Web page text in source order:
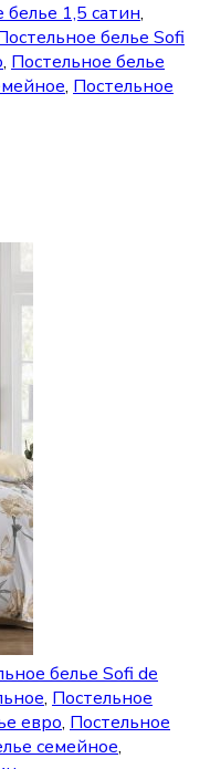
белье 1,5 сатин,
белье Sofi
, Постельное белье
, Постельное
белье Sofi de
, Постельное
евро, Постельное
семейное,